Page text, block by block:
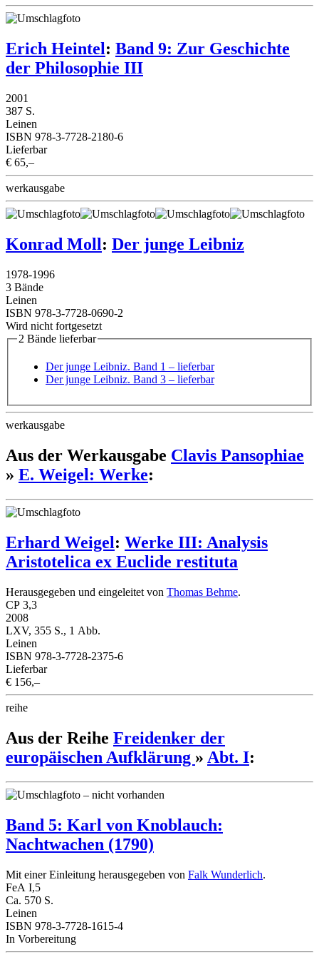
Erich Heintel: Band 9: Zur Geschichte
der Philosophie III
2001
387 S.
Leinen
ISBN 978-3-7728-2180-6
Lieferbar
€ 65,–
werkausgabe
Konrad Moll: Der junge Leibniz
1978-1996
3 Bände
Leinen
ISBN 978-3-7728-0690-2
Wird nicht fortgesetzt
2 Bände lieferbar
Der junge Leibniz. Band 1 – lieferbar
Der junge Leibniz. Band 3 – lieferbar
werkausgabe
Aus der Werkausgabe Clavis Pansophiae
» E. Weigel: Werke:
Erhard Weigel : Werke III: Analysis
Aristotelica ex Euclide restituta
Herausgegeben und eingeleitet von Thomas Behme.
CP 3,3
2008
LXV, 355 S., 1 Abb.
Leinen
ISBN 978-3-7728-2375-6
Lieferbar
€ 156,–
reihe
Aus der Reihe Freidenker der
europäischen Aufklärung » Abt. I:
Band 5: Karl von Knoblauch:
Nachtwachen (1790)
Mit einer Einleitung herausgegeben von Falk Wunderlich.
FeA I,5
Ca. 570 S.
Leinen
ISBN 978-3-7728-1615-4
In Vorbereitung